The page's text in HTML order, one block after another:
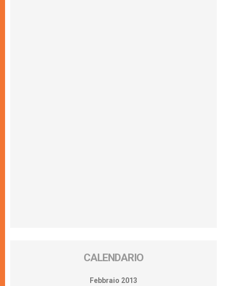
CALENDARIO
Febbraio 2013